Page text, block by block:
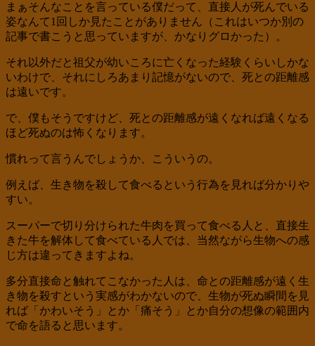
まぁそんなことを言っている僕だって、直接人が死んでいる
姿なんて1回しか見たことがありません（これはいつか別の
記事で書こうと思っていますが、かなりグロかった）。
それ以外だと祖父が幼いころに亡くなった経験くらいしかな
いわけで、それにしろあまり記憶がないので、死との距離感
は遠いです。
で、僕もそうですけど、死との距離感が遠くなれば遠くなる
ほど死ぬのは怖くなります。
慣れって言うんでしょうか、こういうの。
例えば、生き物を殺して食べるという行為を見れば分かりや
すい。
スーパーで切り分けられた牛肉を買って食べる人と、直接生
きた牛を解体して食べている人では、当然ながら生物への感
じ方は違ってきますよね。
多分直接命と触れてこなかった人は、命との距離感が遠く生
き物を殺すという実感がわかないので、生物が死ぬ瞬間を見
れば「かわいそう」とか「痛そう」とか自分の想像の範囲内
で命を語ると思います。